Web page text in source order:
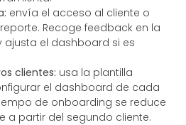
envía el acceso al cliente o
Recoge feedback en la
ajusta el dashboard si es
clientes: usa la plantilla
el dashboard de cada
de onboarding se reduce
a partir del segundo cliente.